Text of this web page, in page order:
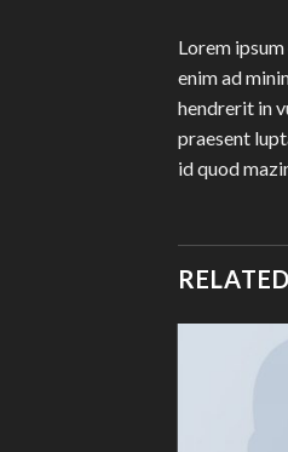
Lorem
enim ad
hendrerit in
praesent
id quod